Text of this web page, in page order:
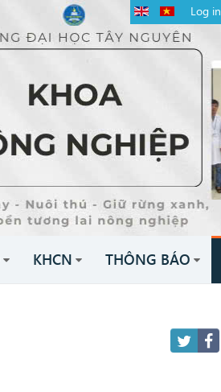
Log in
KHCN THÔNG BÁO